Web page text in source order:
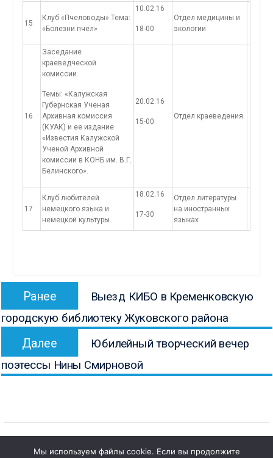
15
Клуб «Пчеловоды» Тема:
«Болезни пчел»
10.02.16
18-00
Отдел медицины и
экологии
16
Заседание
краеведческой
комиссии.
Темы: «Калужская
Губернская Ученая
Архивная комиссия
(КУАК) и ее издание
«Известия Калужской
Ученой Архивной
комиссии в КОНБ им. В.Г.
Белинского».
20.02.16
15-00
Отдел краеведения.
17
Клуб любителей
немецкого языка и
немецкой культуры.
18.02.16
17-30
Отдел литературы
на иностранных
языках
Навигация
записям
Ранее
запись:
Выезд КИБО в Кременковскую
городскую библиотеку Жуковского района
Далее Следующая
запись:
Юбилейный творческий вечер
поэтессы Нины Смирновой
Мы используем файлы cookie. Если вы продолжите